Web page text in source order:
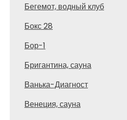
Бегемот, водный клуб
Бокс 28
Бор-1
Бригантина, сауна
Ванька-Диагност
Венеция, сауна